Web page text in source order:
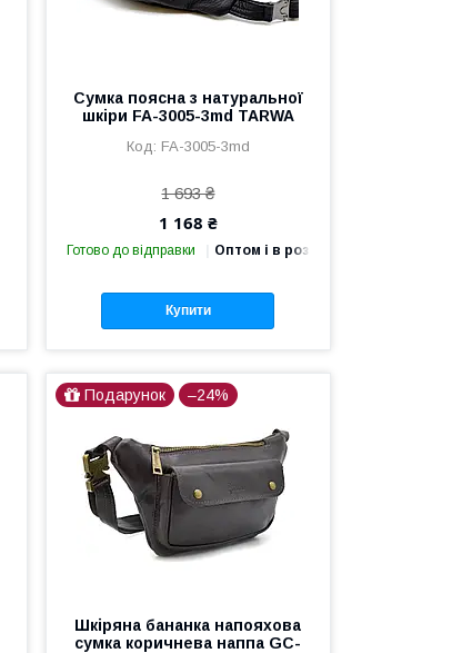
Сумка поясна з натуральної
шкіри FA-3005-3md TARWA
FA-3005-3md
1 693 ₴
1 168 ₴
Готово до відправки Оптом і в роздріб
Купити
Подарунок –24%
Шкіряна бананка напояхова
сумка коричнева наппа GC-